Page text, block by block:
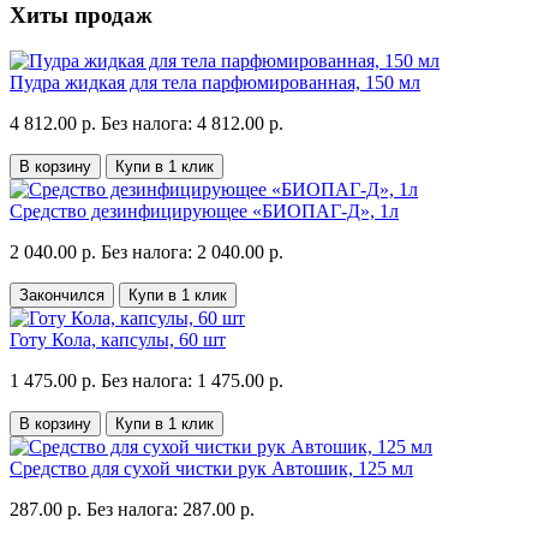
Хиты продаж
Пудра жидкая для тела парфюмированная, 150 мл
4 812.00 р. Без налога: 4 812.00 р.
В корзину Купи в 1 клик
Средство дезинфицирующее «БИОПАГ-Д», 1л
2 040.00 р. Без налога: 2 040.00 р.
Закончился Купи в 1 клик
Готу Кола, капсулы, 60 шт
1 475.00 р. Без налога: 1 475.00 р.
В корзину Купи в 1 клик
Средство для сухой чистки рук Автошик, 125 мл
287.00 р. Без налога: 287.00 р.